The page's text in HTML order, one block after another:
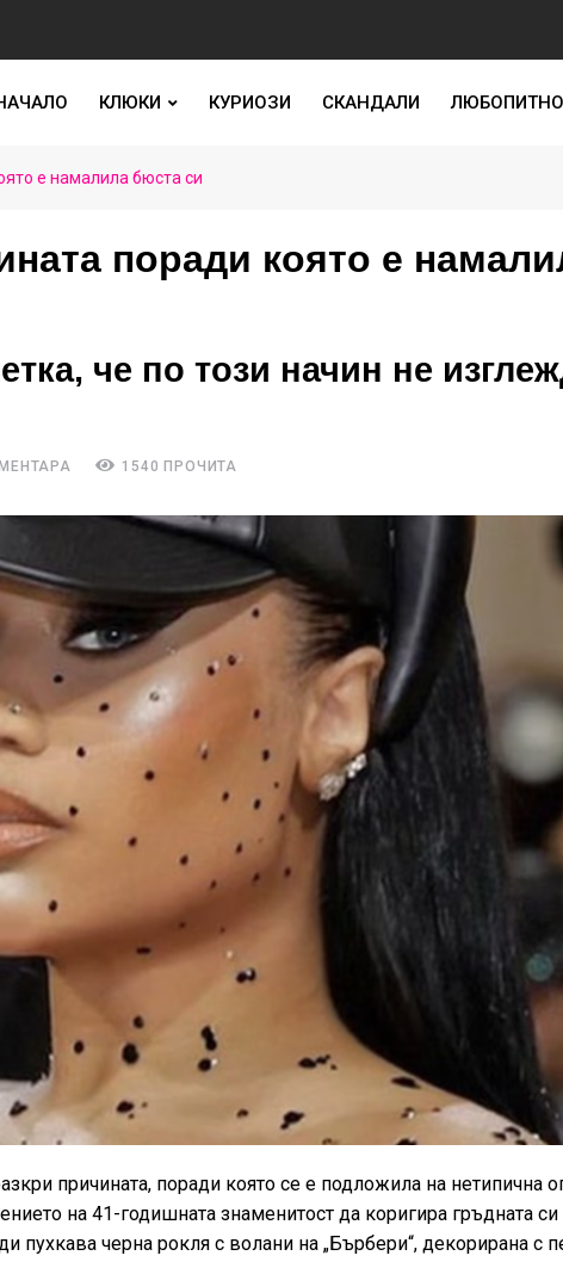
КЛЮКИ КУРИОЗИ СКАНДАЛИ ЛЮБОПИТНО
е намалила бюста си
поради която е
че по този начин не
1540 ПРОЧИТА
причината, поради която се е подложила на нетипична
на 41-годишната знаменитост да коригира гръдната си
пухкава черна рокля с волани на „Бърбери“, декорирана с